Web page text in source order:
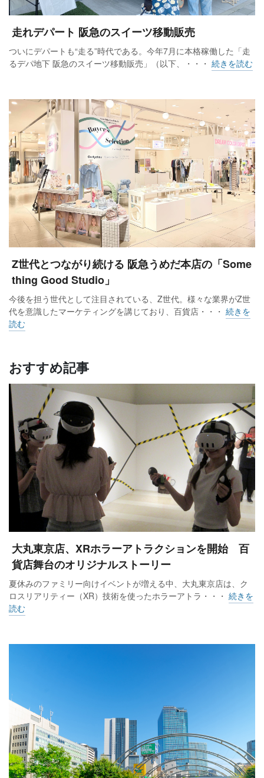
走れデパート 阪急のスイーツ移動販売
ついにデパートも“走る”時代である。今年7月に本格稼働した「走
るデパ地下 阪急のスイーツ移動販売」（以下、・・・ 続きを読む
Z世代とつながり続ける 阪急うめだ本店の「Some
thing Good Studio」
今後を担う世代として注目されている、Z世代。様々な業界がZ世
代を意識したマーケティングを講じており、百貨店・・・ 続きを
読む
おすすめ記事
大丸東京店、XRホラーアトラクションを開始 百
貨店舞台のオリジナルストーリー
夏休みのファミリー向けイベントが増える中、大丸東京店は、ク
ロスリアリティー（XR）技術を使ったホラーアトラ・・・ 続きを
読む